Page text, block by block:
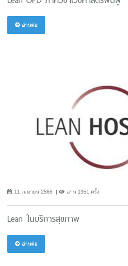
อ่านต่อ
11 เมษายน 2566 อ่าน 1951 ครั้ง
Lean ในบริการสุขภาพ
อ่านต่อ